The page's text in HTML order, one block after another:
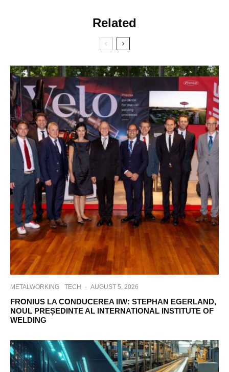
Related
METALWORKING TECH · AUGUST 5, 2026
FRONIUS LA CONDUCEREA IIW: STEPHAN EGERLAND,
NOUL PREȘEDINTE AL INTERNATIONAL INSTITUTE OF
WELDING